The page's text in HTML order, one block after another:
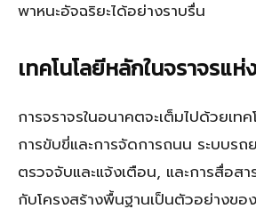
พาหนะอัจฉริยะได้อย่างราบรื่น
เทคโนโลยีหลักในจราจรแ
การจราจรในอนาคตจะเต็มไปด้วยเท
การขับขี่และการจัดการถนน ระบบร
ตรวจจับและแจ้งเตือน, และการสื่อสา
กับโครงสร้างพื้นฐานเป็นตัวอย่างข